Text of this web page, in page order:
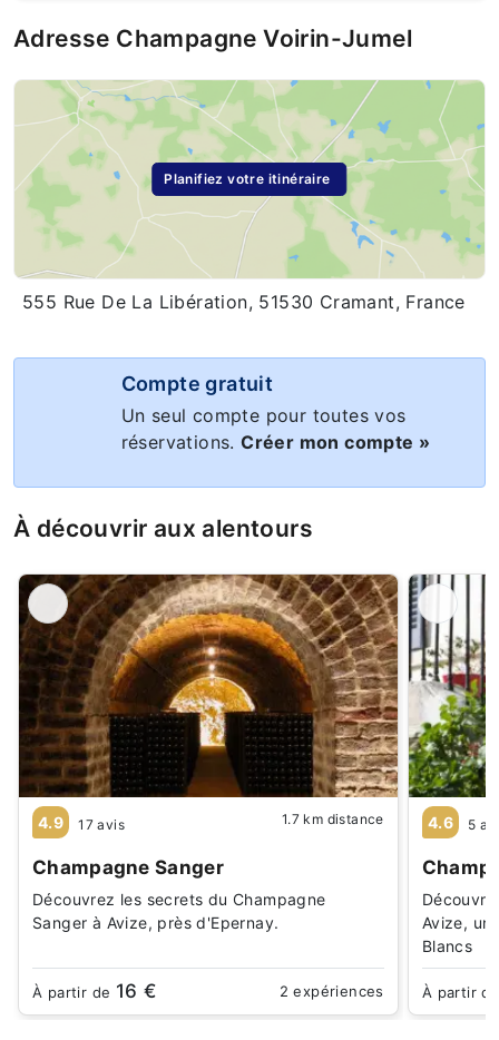
Adresse Champagne Voirin-Jumel
Planifiez votre itinéraire
555 Rue De La Libération, 51530 Cramant, France
Compte gratuit
Un seul compte pour toutes vos
réservations.Créer mon compte »
À découvrir aux alentours
4.9 17 avis 1.7 km distance
Champagne Sanger
Découvrez les secrets du Champagne
Sanger à Avize, près d'Epernay.
À partir de 16 € 2 expériences
4.6 5
Avize, un
Blancs
À partir